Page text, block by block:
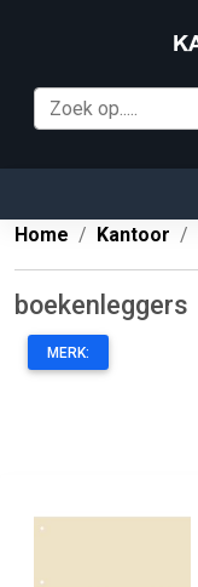
Home
Kantoor
boekenleggers
MERK: